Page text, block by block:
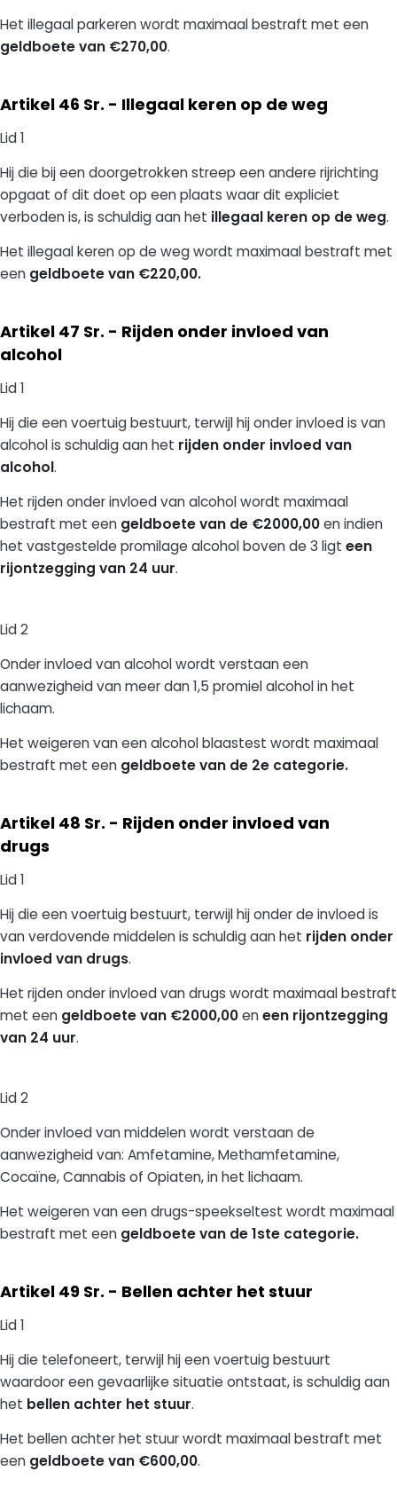
Het illegaal parkeren wordt maximaal bestraft met een
geldboete van €270,00.
Artikel 46 Sr. - Illegaal keren op de weg
Lid 1
Hij die bij een doorgetrokken streep een andere rijrichting
opgaat of dit doet op een plaats waar dit expliciet
verboden is, is schuldig aan het illegaal keren op de weg.
Het illegaal keren op de weg wordt maximaal bestraft met
een geldboete van €220,00.
Artikel 47 Sr. - Rijden onder invloed van
alcohol
Lid 1
Hij die een voertuig bestuurt, terwijl hij onder invloed is van
alcohol is schuldig aan het rijden onder invloed van
alcohol.
Het rijden onder invloed van alcohol wordt maximaal
bestraft met een geldboete van de €2000,00en indien
het vastgestelde promilage alcohol boven de 3 ligt een
rijontzegging van 24 uur.
Lid 2
Onder invloed van alcohol wordt verstaan een
aanwezigheid van meer dan 1,5 promiel alcohol in het
lichaam.
Het weigeren van een alcohol blaastest wordt maximaal
bestraft met een geldboete van de 2e categorie.
Artikel 48 Sr. - Rijden onder invloed van
drugs
Lid 1
Hij die een voertuig bestuurt, terwijl hij onder de invloed is
van verdovende middelen is schuldig aan het rijden onder
invloed van drugs.
Het rijden onder invloed van drugs wordt maximaal bestraft
met een geldboete van €2000,00eneen rijontzegging
van 24 uur.
Lid 2
Onder invloed van middelen wordt verstaan de
aanwezigheid van: Amfetamine, Methamfetamine,
Cocaïne, Cannabis of Opiaten, in het lichaam.
Het weigeren van een drugs-speekseltest wordt maximaal
bestraft met een geldboete van de 1ste categorie.
Artikel 49 Sr. - Bellen achter het stuur
Lid 1
Hij die telefoneert, terwijl hij een voertuig bestuurt
waardoor een gevaarlijke situatie ontstaat, is schuldig aan
het bellen achter het stuur.
Het bellen achter het stuurwordt maximaal bestraft met
een geldboete van €600,00.